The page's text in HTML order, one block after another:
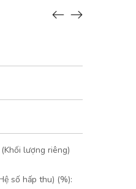
lượng riêng)
số hấp thu) (%):